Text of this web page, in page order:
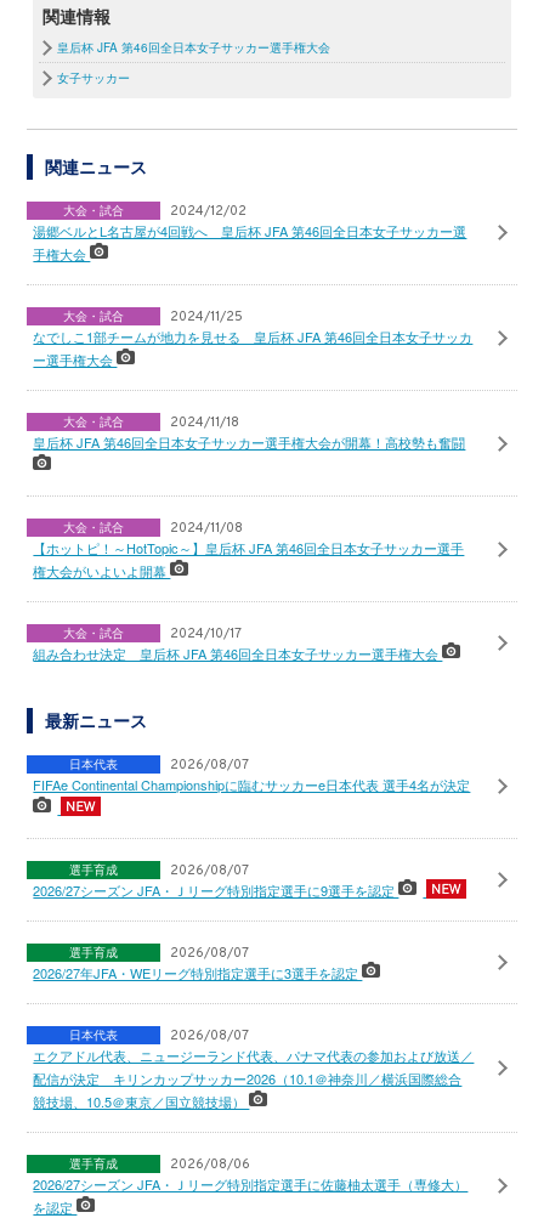
関連情報
皇后杯 JFA 第46回全日本女子サッカー選手権大会
女子サッカー
関連ニュース
大会・試合 2024/12/02
湯郷ベルとL名古屋が4回戦へ 皇后杯 JFA 第46回全日本女子サッカー選
手権大会
大会・試合 2024/11/25
なでしこ1部チームが地力を見せる 皇后杯 JFA 第46回全日本女子サッカ
ー選手権大会
大会・試合 2024/11/18
皇后杯 JFA 第46回全日本女子サッカー選手権大会が開幕！高校勢も奮闘
大会・試合 2024/11/08
【ホットピ！～HotTopic～】皇后杯 JFA 第46回全日本女子サッカー選手
権大会がいよいよ開幕
大会・試合 2024/10/17
組み合わせ決定 皇后杯 JFA 第46回全日本女子サッカー選手権大会
最新ニュース
日本代表 2026/08/07
FIFAe Continental Championshipに臨むサッカーe日本代表 選手4名が決定
選手育成 2026/08/07
2026/27シーズン JFA・Ｊリーグ特別指定選手に9選手を認定
選手育成 2026/08/07
2026/27年JFA・WEリーグ特別指定選手に3選手を認定
日本代表 2026/08/07
エクアドル代表、ニュージーランド代表、パナマ代表の参加および放送／
配信が決定 キリンカップサッカー2026（10.1＠神奈川／横浜国際総合
競技場、10.5＠東京／国立競技場）
選手育成 2026/08/06
2026/27シーズン JFA・Ｊリーグ特別指定選手に佐藤柚太選手（専修大）
を認定